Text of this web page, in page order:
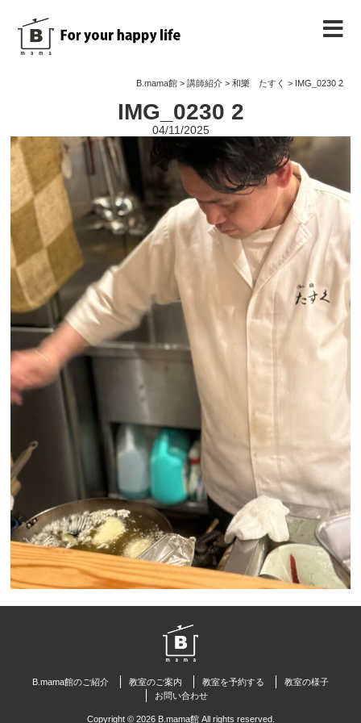
B.mama館> 講師紹介> 和樂 たすく > IMG_0230 2
IMG_0230 2
04/11/2025
B.mama館のご紹介 教室のご案内 教室を予約する
教室の様子
お問い合わせ
Copyright © 2026 B.mama館 All rights reserved.
教室のご案内
教室を予約する
教室の様子
ノート
お問い合わせ